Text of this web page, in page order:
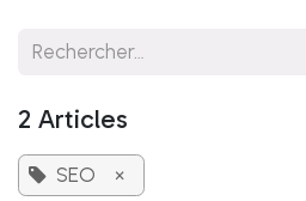
2 Articles
SEO ×